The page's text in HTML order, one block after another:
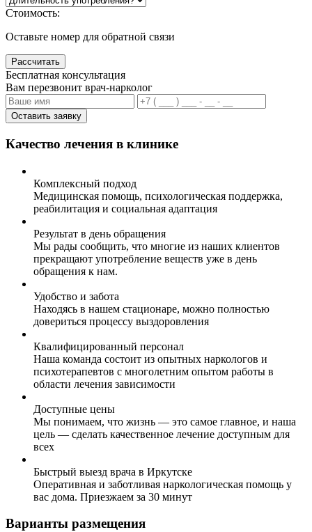
Стоимость:
Оставьте номер для обратной связи
Рассчитать
Бесплатная консультация
Вам перезвонит врач-нарколог
Оставить заявку
Качество лечения в клинике
Комплексный подход
Медицинская помощь, психологическая поддержка,
реабилитация и социальная адаптация
Результат в день обращения
Мы рады сообщить, что многие из наших клиентов
прекращают употребление веществ уже в день
обращения к нам.
Удобство и забота
Находясь в нашем стационаре, можно полностью
довериться процессу выздоровления
Квалифицированный персонал
Наша команда состоит из опытных наркологов и
психотерапевтов с многолетним опытом работы в
области лечения зависимости
Доступные цены
Мы понимаем, что жизнь — это самое главное, и наша
цель — сделать качественное лечение доступным для
всех
Быстрый выезд врача в Иркутске
Оперативная и заботливая наркологическая помощь у
вас дома. Приезжаем за 30 минут
Варианты размещения